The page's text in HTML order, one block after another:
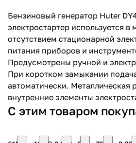
Бензиновый генератор Huter
электростартер используется в
отсутствием стационарной
питания приборов и
Предусмотрены ручной и
При коротком замыкании
автоматически. Металлическая
внутренние элементы
С этим товаром